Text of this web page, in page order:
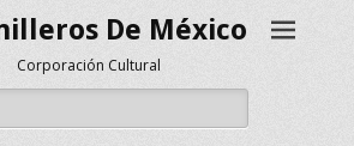
De México
Corporación Cultural